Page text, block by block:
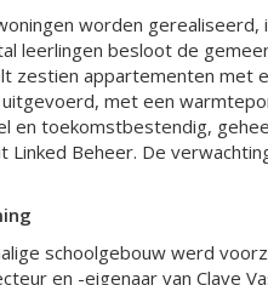
worden
leerlingen besloot de
zestien appartementen met
met een
en toekomstbestendig,
Linked Beheer. De
schoolgebouw werd
en -eigenaar van Clave